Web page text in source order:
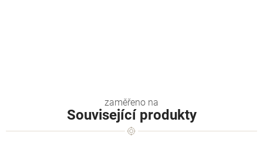
Související produkty